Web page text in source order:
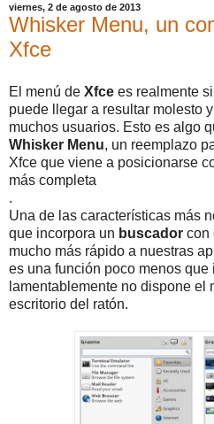
viernes, 2 de agosto de 2013
Whisker Menu, un
Xfce
El menú de Xfce es realmente
puede llegar a resultar molesto
muchos usuarios. Esto es algo
Whisker Menu, un reemplazo
Xfce que viene a posicionarse
más completa
.
Una de las características más
que incorpora un buscador con
mucho más rápido a nuestras
es una función poco menos
lamentablemente no dispone el
escritorio del ratón.